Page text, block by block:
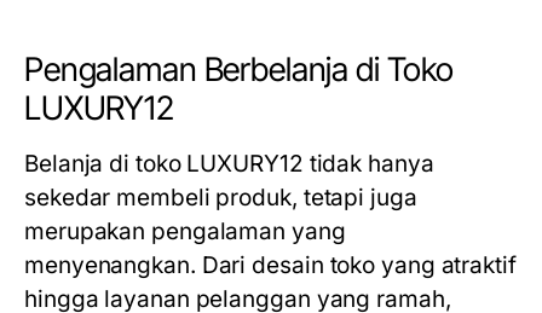
Pengalaman Berbelanja di Toko
LUXURY12
Belanja di toko LUXURY12 tidak hanya
sekedar membeli produk, tetapi juga
merupakan pengalaman yang
menyenangkan. Dari desain toko yang atraktif
hingga layanan pelanggan yang ramah,